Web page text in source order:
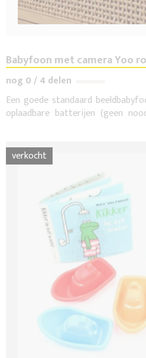
Babyfoon met camera Yoo
nog 0 / 4 delen
Een goede standaard
oplaadbare batterijen (geen
garantie. (nieuw)
verkocht